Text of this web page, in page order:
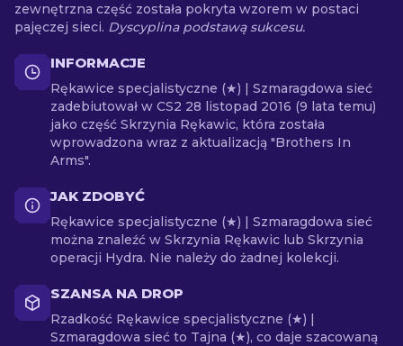
zewnętrzna część została pokryta wzorem w postaci
pajęczej sieci. Dyscyplina podstawą sukcesu.
INFORMACJE
Rękawice specjalistyczne (★) | Szmaragdowa sieć
zadebiutował w CS2 28 listopad 2016 (9 lata temu)
jako część Skrzynia Rękawic, która została
wprowadzona wraz z aktualizacją "Brothers In
Arms".
JAK ZDOBYĆ
Rękawice specjalistyczne (★) | Szmaragdowa sieć
można znaleźć w Skrzynia Rękawic lub Skrzynia
operacji Hydra. Nie należy do żadnej kolekcji.
SZANSA NA DROP
Rzadkość Rękawice specjalistyczne (★) |
Szmaragdowa sieć to Tajna (★), co daje szacowaną